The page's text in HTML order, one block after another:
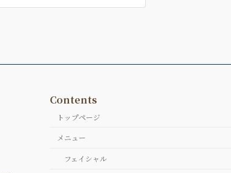
Contents
トップページ
メニュー
フェイシャル